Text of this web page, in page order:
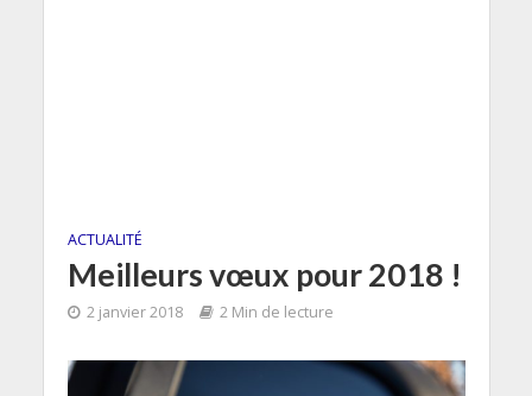
ACTUALITÉ
Meilleurs vœux pour 2018 !
2 janvier 2018 2 Min de lecture